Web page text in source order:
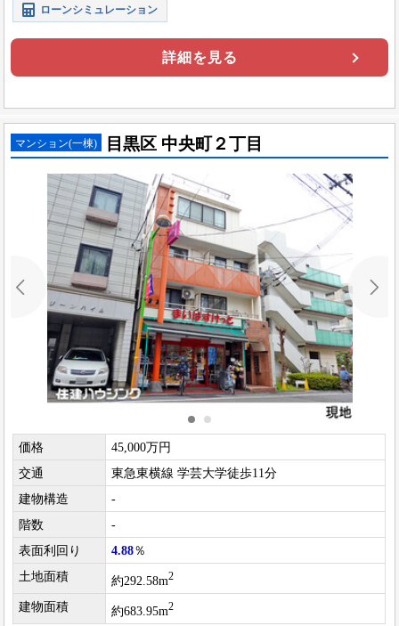
ローンシミュレーション
詳細を見る
マンション(一棟) 目黒区 中央町２丁目
価格
45,000万円
交通
東急東横線 学芸大学徒歩11分
建物構造
-
階数
-
表面利回り
4.88％
土地面積
約292.58m2
建物面積 約683.95m2